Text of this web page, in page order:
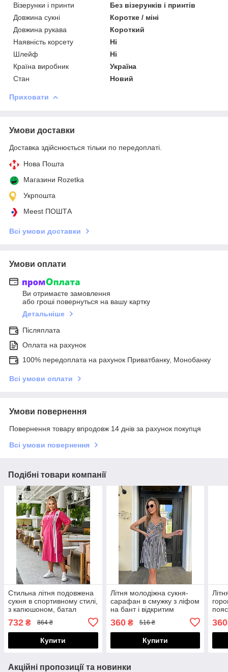
Візерунки і принти
Без візерунків і принтів
Довжина сукні
Коротке / міні
Довжина рукава
Короткий
Наявність корсету
Ні
Шлейф
Ні
Країна виробник
Україна
Стан
Новий
Приховати
Умови доставки
Доставка здійснюється тільки по передоплаті.
Нова Пошта
Магазини Rozetka
Укрпошта
Meest ПОШТА
Всі умови доставки
Умови оплати
Ви отримаєте замовлення
або гроші повернуться на вашу картку
Детальніше
Післяплата
Оплата на рахунок
100% передоплата на рахунок Приватбанку, Монобанку
Всі умови оплати
Умови повернення
Повернення товару впродовж 14 днів за рахунок покупця
Всі умови повернення
Подібні товари компанії
Стильна літня подовжена
сукня в спортивному стилі,
з капюшоном, батал
732 ₴ 864 ₴
Купити
Літня молодіжна сукня-
сарафан в смужку з ліфом
на бант і відкритим
360₴ 516 ₴
Купити
360
Акційні пропозиції та новинки